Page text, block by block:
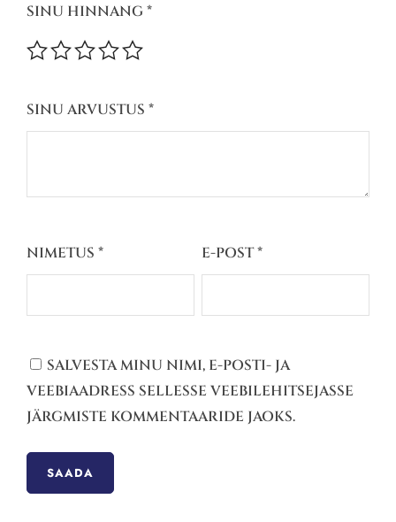
SINU HINNANG*
SINU ARVUSTUS *
NIMETUS * E-POST*
SALVESTA MINU NIMI, E-POSTI- JA
VEEBIAADRESS SELLESSE VEEBILEHITSEJASSE
JÄRGMISTE KOMMENTAARIDE JAOKS.